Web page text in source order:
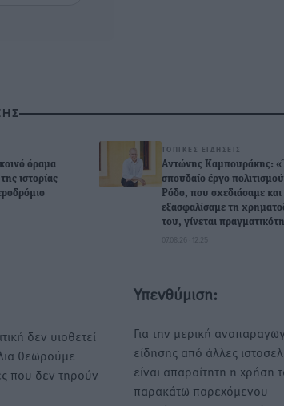
όραμα
ιστορίας
ΤΟΠΙΚΈΣ ΕΙΔΉΣΕΙΣ
Αντώνης Καμπουράκης:
σπουδαίο έργο
Ρόδο, που σχεδιάσαμε και
εξασφαλίσαμε τη
του, γίνεται
07.08.26 · 12:25
δεν υιοθετεί
θεωρούμε
που δεν τηρούν
Υπενθύμιση:
Για την μερική
είδησης από άλλες
είναι απαραίτητη η χρήση
παρακάτω παρεχόμενου